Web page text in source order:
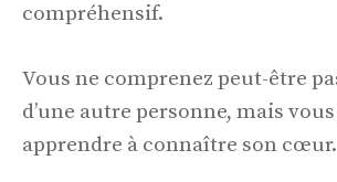
compréhensif.
Vous ne comprenez peut-être
d’une autre personne, mais
apprendre à connaître son cœur.